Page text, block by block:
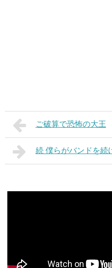
ご破算で恐怖の大王
続 僕らがバンドを